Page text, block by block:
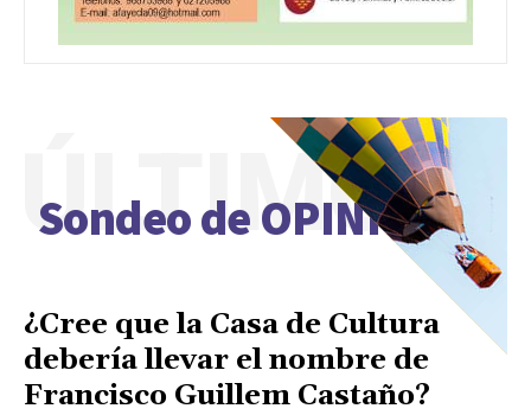
Sondeo de OPINIÓN
ÚLTIMO
¿Cree que la Casa de Cultura
debería llevar el nombre de
Francisco Guillem Castaño?